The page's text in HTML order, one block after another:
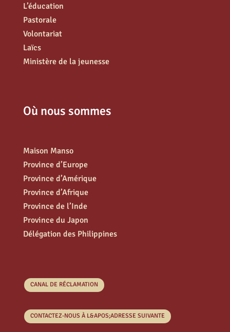
L’éducation
Pastorale
Volontariat
Laïcs
Ministère de la jeunesse
Où nous sommes
Maison Manso
Province d’Europe
Province d’Amérique
Province d’Afrique
Province de l’Inde
Province du Japon
Délégation des Philippines
CANAL DE RÉCLAMATION
CONTACTEZ-NOUS À L&APOS;ADRESSE SUIVANTE